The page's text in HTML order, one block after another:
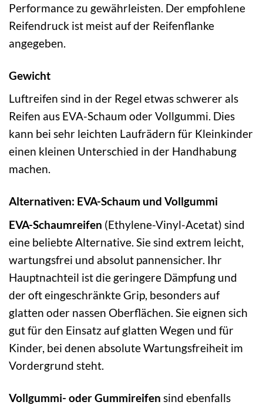
Performance zu gewährleisten. Der empfohlene
Reifendruck ist meist auf der Reifenflanke
angegeben.
Gewicht
Luftreifen sind in der Regel etwas schwerer als
Reifen aus EVA-Schaum oder Vollgummi. Dies
kann bei sehr leichten Laufrädern für Kleinkinder
einen kleinen Unterschied in der Handhabung
machen.
Alternativen: EVA-Schaum und Vollgummi
EVA-Schaumreifen (Ethylene-Vinyl-Acetat) sind
eine beliebte Alternative. Sie sind extrem leicht,
wartungsfrei und absolut pannensicher. Ihr
Hauptnachteil ist die geringere Dämpfung und
der oft eingeschränkte Grip, besonders auf
glatten oder nassen Oberflächen. Sie eignen sich
gut für den Einsatz auf glatten Wegen und für
Kinder, bei denen absolute Wartungsfreiheit im
Vordergrund steht.
Vollgummi- oder Gummireifen sind ebenfalls